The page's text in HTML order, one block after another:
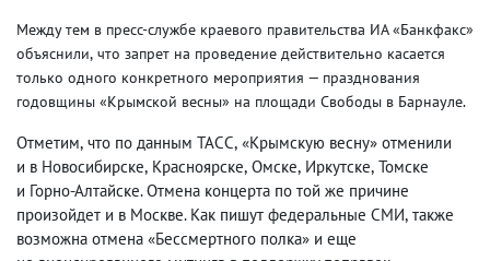
Между тем в пресс-службе краевого правительства ИА «Банкфакс»
объяснили, что запрет на проведение действительно касается
только одного конкретного мероприятия — празднования
годовщины «Крымской весны» на площади Свободы в Барнауле.
Отметим, что по данным ТАСС, «Крымскую весну» отменили
и в Новосибирске, Красноярске, Омске, Иркутске, Томске
и Горно-Алтайске. Отмена концерта по той же причине
произойдет и в Москве. Как пишут федеральные СМИ, также
возможна отмена «Бессмертного полка» и еще